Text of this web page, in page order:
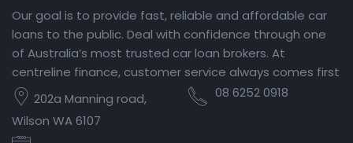
Our goal is to provide fast, reliable and affordable car
loans to the public. Deal with confidence through one
of Australia’s most trusted car loan brokers. At
centreline finance, customer service always comes first
202a Manning road,
Wilson WA 6107
08 6252 0918